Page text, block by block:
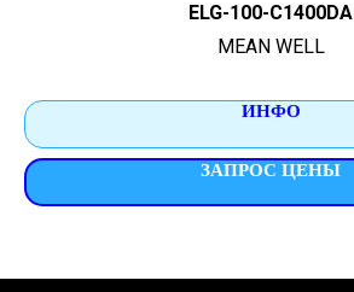
ELG-100-C1400DA
MEAN WELL
ИНФО
ЗАПРОС ЦЕНЫ